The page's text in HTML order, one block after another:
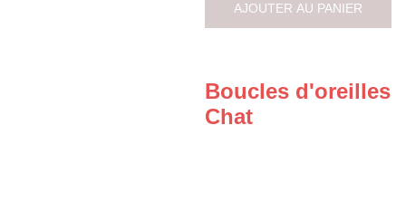
AJOUTER AU PANIER
Boucles d'oreilles
Chat